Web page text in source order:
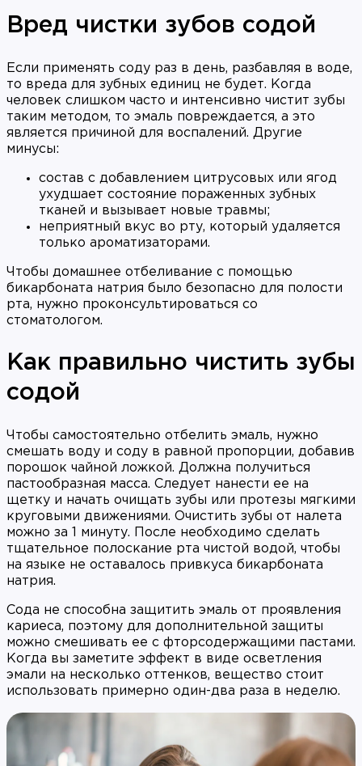
Вред чистки зубов содой
Если применять соду раз в день, разбавляя в воде,
то вреда для зубных единиц не будет. Когда
человек слишком часто и интенсивно чистит зубы
таким методом, то эмаль повреждается, а это
является причиной для воспалений. Другие
минусы:
состав с добавлением цитрусовых или ягод
ухудшает состояние пораженных зубных
тканей и вызывает новые травмы;
неприятный вкус во рту, который удаляется
только ароматизаторами.
Чтобы домашнее отбеливание с помощью
бикарбоната натрия было безопасно для полости
рта, нужно проконсультироваться со
стоматологом.
Как правильно чистить зубы
содой
Чтобы самостоятельно отбелить эмаль, нужно
смешать воду и соду в равной пропорции, добавив
порошок чайной ложкой. Должна получиться
пастообразная масса. Следует нанести ее на
щетку и начать очищать зубы или протезы мягкими
круговыми движениями. Очистить зубы от налета
можно за 1 минуту. После необходимо сделать
тщательное полоскание рта чистой водой, чтобы
на языке не оставалось привкуса бикарбоната
натрия.
Сода не способна защитить эмаль от проявления
кариеса, поэтому для дополнительной защиты
можно смешивать ее с фторсодержащими пастами.
Когда вы заметите эффект в виде осветления
эмали на несколько оттенков, вещество стоит
использовать примерно один-два раза в неделю.